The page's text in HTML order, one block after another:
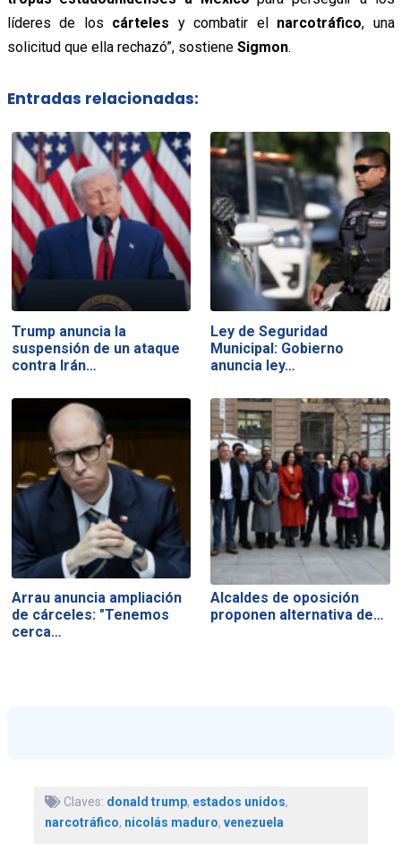
líderes de los cárteles y combatir el narcotráfico, una
solicitud que ella rechazó”, sostiene Sigmon.
Entradas relacionadas:
Trump anuncia la
suspensión de un ataque
contra Irán…
Ley de Seguridad
Municipal: Gobierno
anuncia ley…
Arrau anuncia ampliación
de cárceles: "Tenemos
cerca…
Alcaldes de oposición
proponen alternativa de…
Claves: donald trump, estados unidos,
narcotráfico, nicolás maduro, venezuela